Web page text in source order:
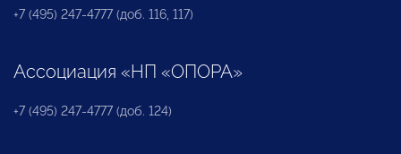
+7 (495) 247-4777 (доб. 116, 117)
Ассоциация «НП «ОПОРА»
+7 (495) 247-4777 (доб. 124)